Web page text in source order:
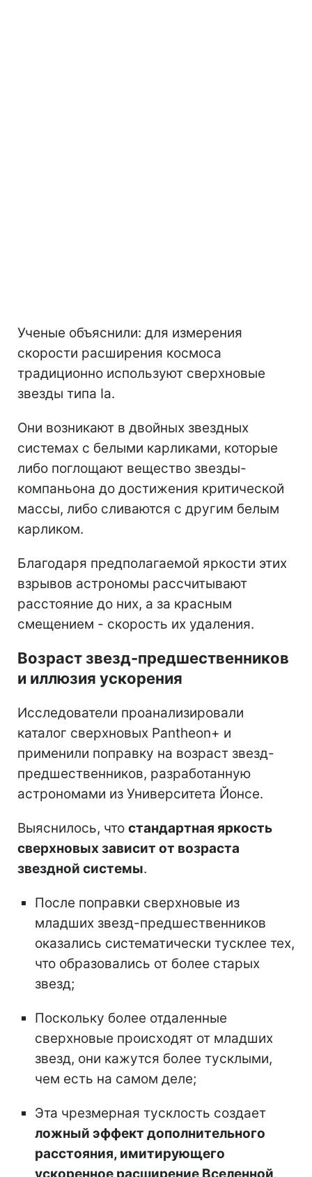
Ученые объяснили: для измерения
скорости расширения космоса
традиционно используют сверхновые
звезды типа Ia.
Они возникают в двойных звездных
системах с белыми карликами, которые
либо поглощают вещество звезды-
компаньона до достижения критической
массы, либо сливаются с другим белым
карликом.
Благодаря предполагаемой яркости этих
взрывов астрономы рассчитывают
расстояние до них, а за красным
смещением - скорость их удаления.
Возраст звезд-предшественников
и иллюзия ускорения
Исследователи проанализировали
каталог сверхновых Pantheon+ и
применили поправку на возраст звезд-
предшественников, разработанную
астрономами из Университета Йонсе.
Выяснилось, что стандартная яркость
сверхновых зависит от возраста
звездной системы.
После поправки сверхновые из
младших звезд-предшественников
оказались систематически тусклее тех,
что образовались от более старых
звезд;
Поскольку более отдаленные
сверхновые происходят от младших
звезд, они кажутся более тусклыми,
чем есть на самом деле;
Эта чрезмерная тусклость создает
ложный эффект дополнительного
расстояния, имитирующего
ускоренное расширение Вселенной.